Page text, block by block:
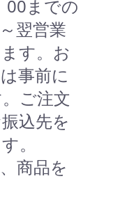
00までの
翌営業
す。お
事前に
ご注文
込先を
。
商品を